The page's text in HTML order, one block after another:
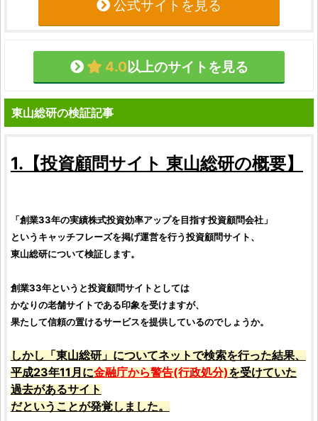
公式サイトを見る
4.0以上のサイトを見る
東山総研の検証記事
1.【投資顧問サイト 東山総研の概要】
「創業33年の実績株式投資効率アップを目指す投資顧問会社 」
というキャッチフレーズを掲げ運営を行う投資顧問サイト、
東山総研について検証します。
創業33年というと投資顧問サイト としては
かなりの老舗サイトである印象を受けますが、
果たして信頼の置けるサービスを提供しているのでしょうか。
しかし「東山総研 」についてネットで検索を行った結果、
平成23年11月に金融庁から警告(行政処分)を受けていた
過去があるサイト
だということが発覚しました。